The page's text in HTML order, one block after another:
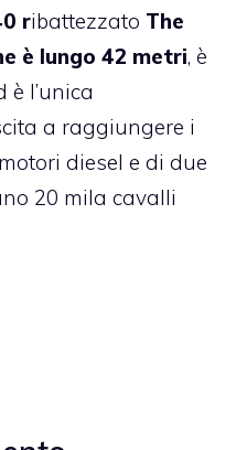
ribattezzato The
è lungo 42 metri, è
l’unica
a raggiungere i
diesel e di due
20 mila cavalli